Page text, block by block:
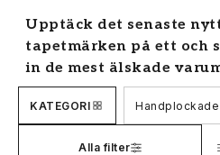
Upptäck det senaste
tapetmärken på ett och
in de mest älskade
inspirerad av deras nya
Tapetnyheter
KATEGORI
Alla filter